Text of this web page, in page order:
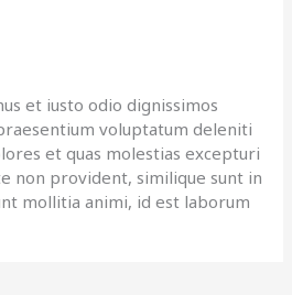
et iusto odio dignissimos
voluptatum deleniti
et quas molestias excepturi
non provident, similique sunt in
mollitia animi, id est laborum